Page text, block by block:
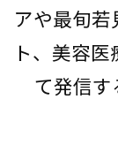
アや最旬若
ト、美容
て発信す